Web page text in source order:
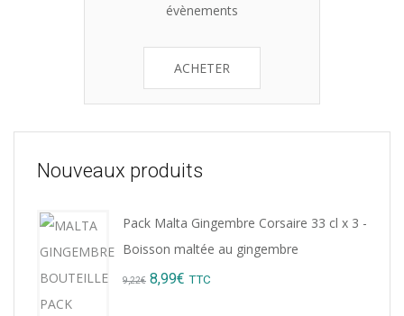
évènements
ACHETER
Nouveaux produits
Pack Malta Gingembre Corsaire 33 cl x 3 -
Boisson maltée au gingembre
9,22€ Original
8,99€ Current
TTC